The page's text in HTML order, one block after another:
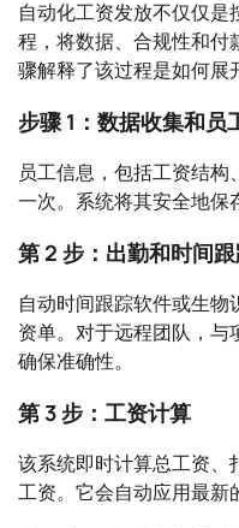
自动化工资发放不仅仅
程，将数据、合规性和付
骤解释了该过程是如何展
步骤 1：数据收集和员
员工信息，包括工资结
一次。系统将其安全地保
第 2 步：出勤和时间
自动时间跟踪软件或生
资单。对于远程团队，与
确保准确性。
第 3 步：工资计算
该系统即时计算总工资、
工资。它会自动应用最新